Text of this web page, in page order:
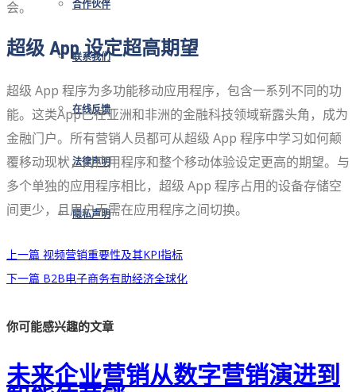
合作伙伴
联系我们
在线反馈
法律声明
隐私声明
会。
超级 App 设定超高期望
超级 App 程序为多功能移动应用程序，包含一系列不同的功
能。这类App已在亚洲和非洲的金融科技领域崭露头角，成为
金融门户。所有营销人员都可从超级 App 程序中学习如何颠
覆移动现状，对应用程序和整个移动体验设定更高的期望。与
多个单独的应用程序相比，超级 App 程序占用的设备存储空
间更少，且用户无需在应用程序之间切换。
上一篇 视频营销重要性及其KPI指标
下一篇 B2B电子商务有助经济全球化
你可能感兴趣的文章
未来企业营销从数字营销演进到